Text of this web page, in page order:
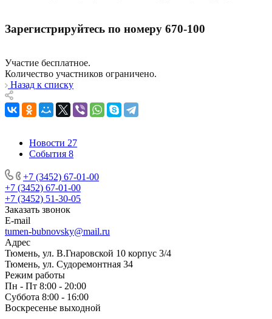
Зарегистрируйтесь по номеру 670-100
Участие бесплатное.
Количество участников ограничено.
Назад к списку
Новости 27
События 8
+7 (3452) 67-01-00
+7 (3452) 67-01-00
+7 (3452) 51-30-05
Заказать звонок
E-mail
tumen-bubnovsky@mail.ru
Адрес
Тюмень, ул. В.Гнаровской 10 корпус 3/4
Тюмень, ул. Судоремонтная 34
Режим работы
Пн - Пт 8:00 - 20:00
Суббота 8:00 - 16:00
Воскресенье выходной